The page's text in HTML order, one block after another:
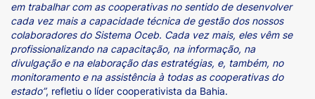
em trabalhar com as cooperativas no sentido de desenvolver
cada vez mais a capacidade técnica de gestão dos nossos
colaboradores do Sistema Oceb. Cada vez mais, eles vêm se
profissionalizando na capacitação, na informação, na
divulgação e na elaboração das estratégias, e, também, no
monitoramento e na assistência à todas as cooperativas do
estado”, refletiu o líder cooperativista da Bahia.